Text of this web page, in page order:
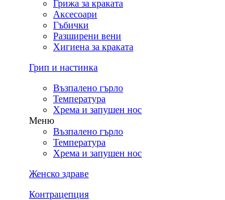
Грижа за краката
Аксесоари
Гъбички
Разширени вени
Хигиена за краката
Грип и настинка
Възпалено гърло
Температура
Хрема и запушен нос
Меню
Възпалено гърло
Температура
Хрема и запушен нос
Женско здраве
Контрацепция